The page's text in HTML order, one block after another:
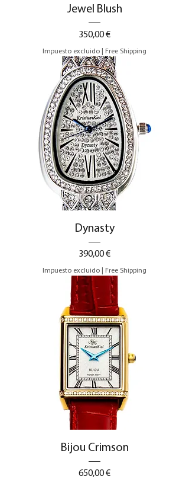
Jewel Blush
Precio
350,00 €
Impuesto excluido Free Shipping
Dynasty
Precio
390,00 €
Impuesto excluido Free Shipping
Bijou Crimson
Precio
650,00 €